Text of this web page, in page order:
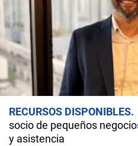
RECURSOS DISPONIBLES
socio de pequeños
y asistencia